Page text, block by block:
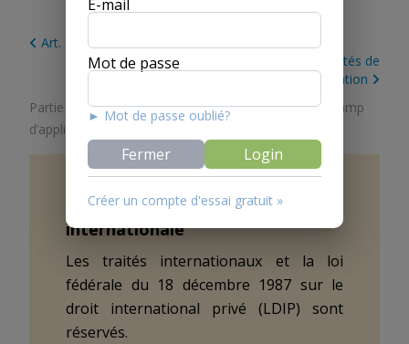
Art. 1 Objet
Art. 3 Organisation des tribunaux et des autorités de
conciliation
Partie 1. Dispositions générales/Titre 1. Objet et champ
d’application
Art.2 Causes de nature
internationale
Les traités internationaux et la loi
fédérale du 18 décembre 1987 sur le
droit international privé (LDIP) sont
réservés.
E-mail
Mot de passe
► Mot de passe oublié?
Fermer Login
Créer un compte d'essai gratuit »